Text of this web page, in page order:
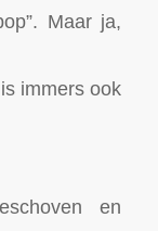
Maar ja,
immers ook
en